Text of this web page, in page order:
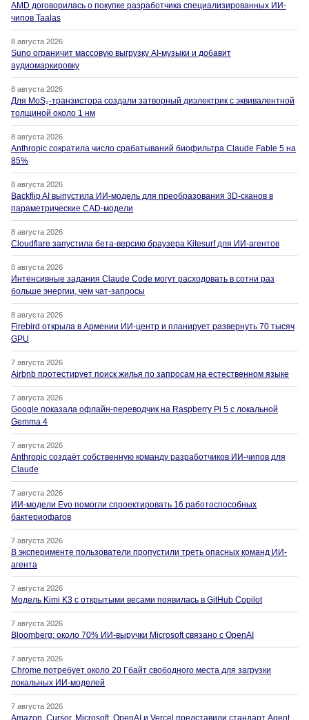
AMD договорилась о покупке разработчика специализированных ИИ-
чипов Taalas
8 августа 2026
Suno ограничит массовую выгрузку AI-музыки и добавит
аудиомаркировку
8 августа 2026
Для MoS₂-транзистора создали затворный диэлектрик с эквивалентной
толщиной около 1 нм
8 августа 2026
Anthropic сократила число срабатываний биофильтра Claude Fable 5 на
85%
8 августа 2026
Backflip AI выпустила ИИ-модель для преобразования 3D-сканов в
параметрические CAD-модели
8 августа 2026
Cloudflare запустила бета-версию браузера Kitesurf для ИИ-агентов
8 августа 2026
Интенсивные задания Claude Code могут расходовать в сотни раз
больше энергии, чем чат-запросы
8 августа 2026
Firebird открыла в Армении ИИ-центр и планирует развернуть 70 тысяч
GPU
7 августа 2026
Airbnb протестирует поиск жилья по запросам на естественном языке
7 августа 2026
Google показала офлайн-переводчик на Raspberry Pi 5 с локальной
Gemma 4
7 августа 2026
Anthropic создаёт собственную команду разработчиков ИИ-чипов для
Claude
7 августа 2026
ИИ-модели Evo помогли спроектировать 16 работоспособных
бактериофагов
7 августа 2026
В эксперименте пользователи пропустили треть опасных команд ИИ-
агента
7 августа 2026
Модель Kimi K3 с открытыми весами появилась в GitHub Copilot
7 августа 2026
Bloomberg: около 70% ИИ-выручки Microsoft связано с OpenAI
7 августа 2026
Chrome потребует около 20 Гбайт свободного места для загрузки
локальных ИИ-моделей
7 августа 2026